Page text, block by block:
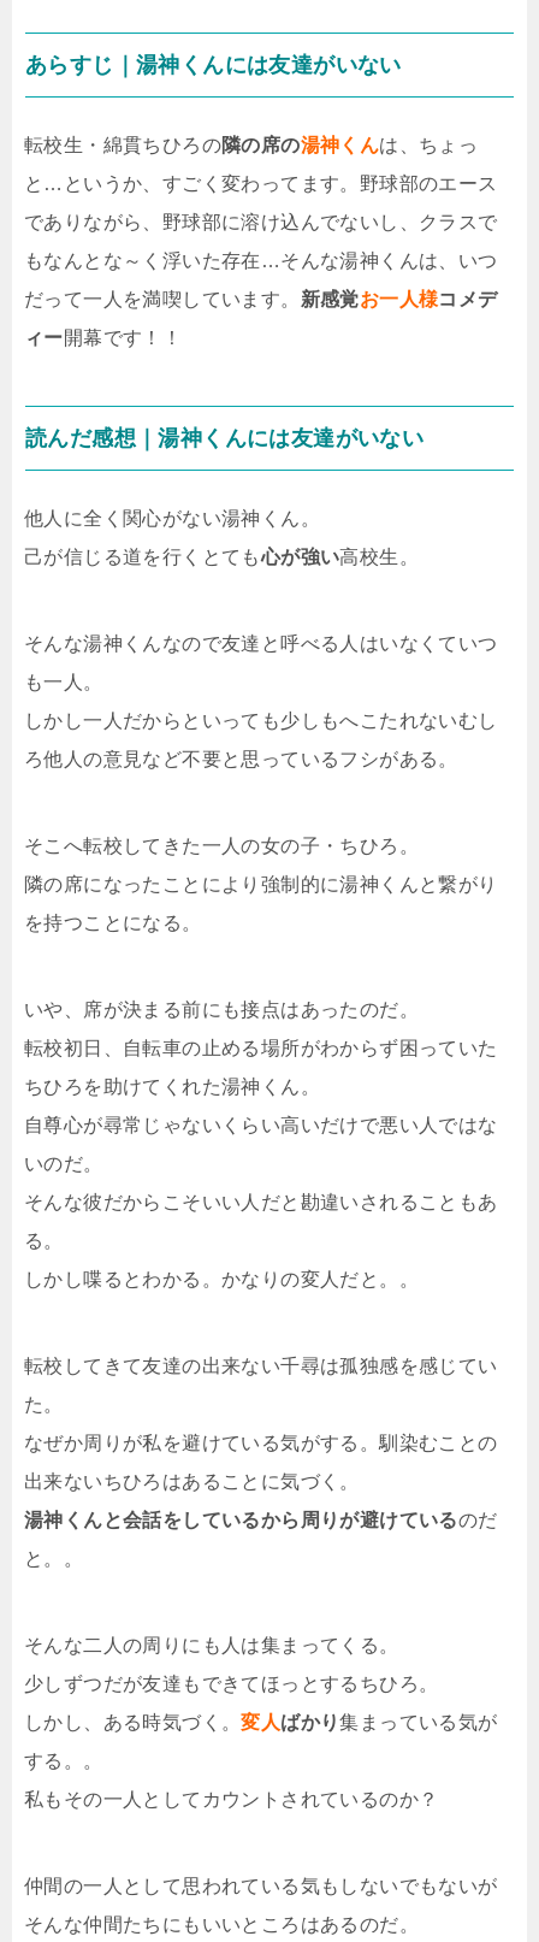
あらすじ｜湯神くんには友達がいない
転校生・綿貫ちひろの隣の席の湯神くんは、ちょっ
と…というか、すごく変わってます。野球部のエース
でありながら、野球部に溶け込んでないし、クラスで
もなんとな～く浮いた存在…そんな湯神くんは、いつ
だって一人を満喫しています。 新感覚お一人様コメデ
ィー開幕です！！
読んだ感想｜湯神くんには友達がいない
他人に全く関心がない湯神くん。
己が信じる道を行くとても心が強い高校生。
そんな湯神くんなので友達と呼べる人はいなくていつ
も一人。
しかし一人だからといっても少しもへこたれないむし
ろ他人の意見など不要と思っているフシがある。
そこへ転校してきた一人の女の子・ちひろ。
隣の席になったことにより強制的に湯神くんと繋がり
を持つことになる。
いや、席が決まる前にも接点はあったのだ。
転校初日、自転車の止める場所がわからず困っていた
ちひろを助けてくれた湯神くん。
自尊心が尋常じゃないくらい高いだけで悪い人ではな
いのだ。
そんな彼だからこそいい人だと勘違いされることもあ
る。
しかし喋るとわかる。かなりの変人だと。。
転校してきて友達の出来ない千尋は孤独感を感じてい
た。
なぜか周りが私を避けている気がする。馴染むことの
出来ないちひろはあることに気づく。
湯神くんと会話をしているから周りが避けているのだ
と。。
そんな二人の周りにも人は集まってくる。
少しずつだが友達もできてほっとするちひろ。
しかし、ある時気づく。変人ばかり集まっている気が
する。。
私もその一人としてカウントされているのか？
仲間の一人として思われている気もしないでもないが
そんな仲間たちにもいいところはあるのだ。